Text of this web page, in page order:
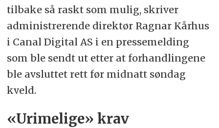
tilbake så raskt som mulig, skriver
administrerende direktør Ragnar Kårhus
i Canal Digital AS i en pressemelding
som ble sendt ut etter at forhandlingene
ble avsluttet rett før midnatt søndag
kveld.
«Urimelige» krav